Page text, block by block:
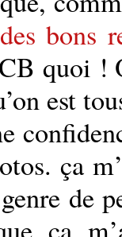
bons
quoi !
est
ça
de